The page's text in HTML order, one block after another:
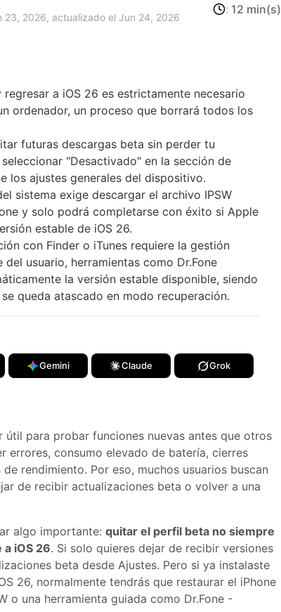
23, 2026, actualizado el Jun 24, 2026
: 12 min(s)
regresar a iOS 26 es estrictamente necesario
ordenador, un proceso que borrará todos los
futuras descargas beta sin perder tu
"Desactivado" en la sección de
los ajustes generales del dispositivo.
sistema exige descargar el archivo IPSW
y solo podrá completarse con éxito si Apple
estable de iOS 26.
con Finder o iTunes requiere la gestión
usuario, herramientas como Dr.Fone
la versión estable disponible, siendo
queda atascado en modo recuperación.
Gemini Claude Grok
útil para probar funciones nuevas antes que otros
errores, consumo elevado de batería, cierres
rendimiento. Por eso, muchos usuarios buscan
de recibir actualizaciones beta o volver a una
algo importante: quitar el perfil beta no siempre
iOS 26. Si solo quieres dejar de recibir versiones
beta desde Ajustes. Pero si ya instalaste
26, normalmente tendrás que restaurar el iPhone
o una herramienta guiada como Dr.Fone -